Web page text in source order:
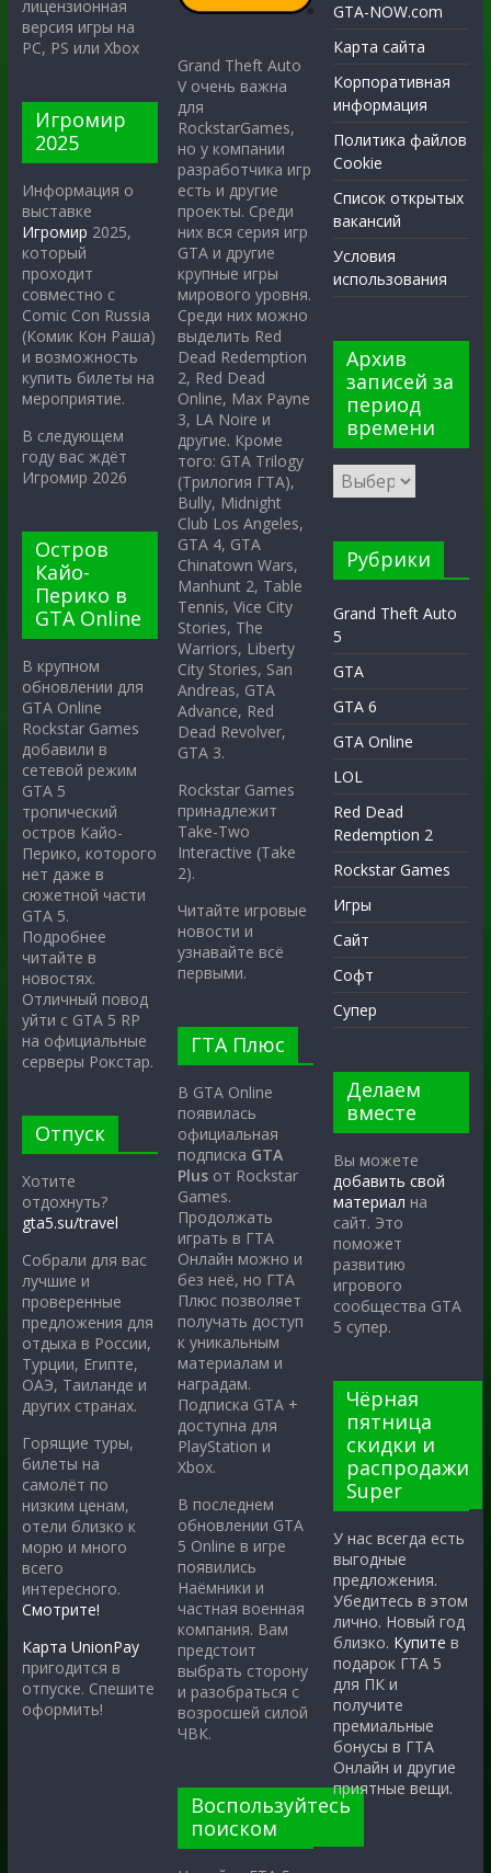
лицензионная
версия игры на
PC, PS или Xbox
Игромир
2025
Информация о
выставке
Игромир 2025,
который
проходит
совместно с
Comic Con Russia
(Комик Кон Раша)
и возможность
купить билеты на
мероприятие.
В следующем
году вас ждёт
Игромир 2026
Остров
Кайо-
Перико в
GTA Online
В крупном
обновлении для
GTA Online
Rockstar Games
добавили в
сетевой режим
GTA 5
тропический
остров Кайо-
Перико, которого
нет даже в
сюжетной части
GTA 5.
Подробнее
читайте в
новостях.
Отличный повод
уйти с GTA 5 RP
на официальные
серверы Рокстар.
Отпуск
Хотите
отдохнуть?
gta5.su/travel
Собрали для вас
лучшие и
проверенные
предложения для
отдыха в России,
Турции, Египте,
ОАЭ, Таиланде и
других странах.
Горящие туры,
билеты на
самолёт по
низким ценам,
отели близко к
морю и много
всего
интересного.
Смотрите!
Карта UnionPay
пригодится в
отпуске. Спешите
оформить!
Grand Theft Auto
V очень важна
для
RockstarGames,
но у компании
разработчика игр
есть и другие
проекты. Среди
них вся серия игр
GTA и другие
крупные игры
мирового уровня.
Среди них можно
выделить Red
Dead Redemption
2, Red Dead
Online, Max Payne
3, LA Noire и
другие. Кроме
того: GTA Trilogy
(Трилогия ГТА),
Bully, Midnight
Club Los Angeles,
GTA 4, GTA
Chinatown Wars,
Manhunt 2, Table
Tennis, Vice City
Stories, The
Warriors, Liberty
City Stories, San
Andreas, GTA
Advance, Red
Dead Revolver,
GTA 3.
Rockstar Games
принадлежит
Take-Two
Interactive (Take
2).
Читайте игровые
новости и
узнавайте всё
первыми.
ГТА Плюс
В GTA Online
появилась
официальная
подписка GTA
Plus от Rockstar
Games.
Продолжать
играть в ГТА
Онлайн можно и
без неё, но ГТА
Плюс позволяет
получать доступ
к уникальным
материалам и
наградам.
Подписка GTA +
доступна для
PlayStation и
Xbox.
В последнем
обновлении GTA
5 Online в игре
появились
Наёмники и
частная военная
компания. Вам
предстоит
выбрать сторону
и разобраться с
возросшей силой
ЧВК.
Воспользуйтесь
поиском
GTA-NOW.com
Карта сайта
Корпоративная
информация
Политика файлов
Cookie
Список открытых
вакансий
Условия
использования
Архив
записей за
период
времени
Рубрики
Grand Theft Auto
5
GTA
GTA 6
GTA Online
LOL
Red Dead
Redemption 2
Rockstar Games
Игры
Сайт
Софт
Супер
Делаем
вместе
Вы можете
добавить свой
материал на
сайт. Это
поможет
развитию
игрового
сообщества GTA
5 супер.
Чёрная
пятница
скидки и
распродажи
Super
У нас всегда есть
выгодные
предложения.
Убедитесь в этом
лично. Новый год
близко. Купите в
подарок ГТА 5
для ПК и
получите
премиальные
бонусы в ГТА
Онлайн и другие
приятные вещи.